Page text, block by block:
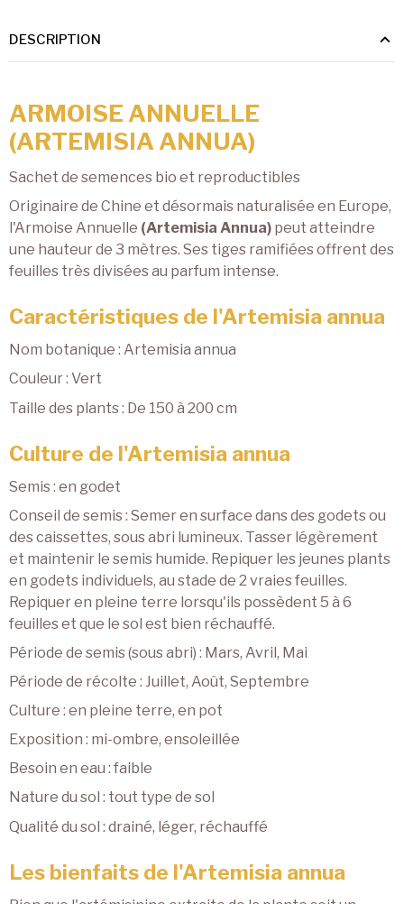
DESCRIPTION
ARMOISE ANNUELLE
(ARTEMISIA ANNUA)
Sachet de semences bio et reproductibles
Originaire de Chine et désormais naturalisée en Europe,
l'Armoise Annuelle (Artemisia Annua) peut atteindre
une hauteur de 3 mètres. Ses tiges ramifiées offrent des
feuilles très divisées au parfum intense.
Caractéristiques de l'Artemisia annua
Nom botanique : Artemisia annua
Couleur : Vert
Taille des plants : De 150 à 200 cm
Culture de l'Artemisia annua
Semis : en godet
Conseil de semis : Semer en surface dans des godets ou
des caissettes, sous abri lumineux. Tasser légèrement
et maintenir le semis humide. Repiquer les jeunes plants
en godets individuels, au stade de 2 vraies feuilles.
Repiquer en pleine terre lorsqu'ils possèdent 5 à 6
feuilles et que le sol est bien réchauffé.
Période de semis (sous abri) : Mars, Avril, Mai
Période de récolte : Juillet, Août, Septembre
Culture : en pleine terre, en pot
Exposition : mi-ombre, ensoleillée
Besoin en eau : faible
Nature du sol : tout type de sol
Qualité du sol : drainé, léger, réchauffé
Les bienfaits de l'Artemisia annua